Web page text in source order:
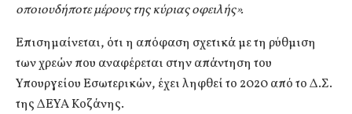
οποιουδήποτε μέρους της κύριας οφειλής».
Επισημαίνεται, ότι η απόφαση σχετικά με τη ρύθμιση
των χρεών που αναφέρεται στην απάντηση του
Υπουργείου Εσωτερικών, έχει ληφθεί το 2020 από το Δ.Σ.
της ΔΕΥΑ Κοζάνης.